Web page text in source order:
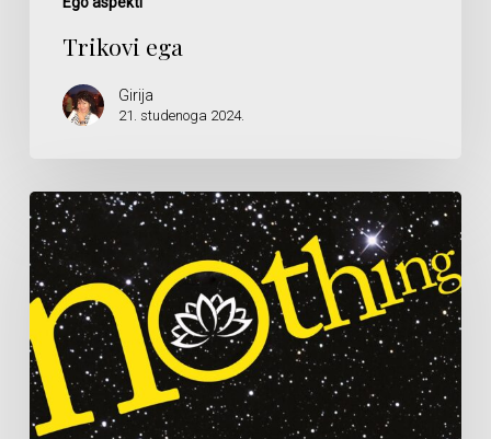
Trikovi ega
Girija
21. studenoga 2024.
Ne
trebate
ništa
učiniti
da
se
probudite